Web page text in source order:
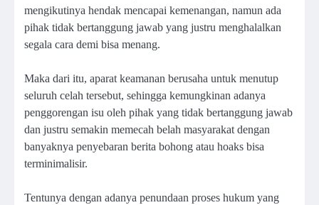
mengikutinya hendak mencapai kemenangan, namun ada
pihak tidak bertanggung jawab yang justru menghalalkan
segala cara demi bisa menang.
Maka dari itu, aparat keamanan berusaha untuk menutup
seluruh celah tersebut, sehingga kemungkinan adanya
penggorengan isu oleh pihak yang tidak bertanggung jawab
dan justru semakin memecah belah masyarakat dengan
banyaknya penyebaran berita bohong atau hoaks bisa
terminimalisir.
Tentunya dengan adanya penundaan proses hukum yang